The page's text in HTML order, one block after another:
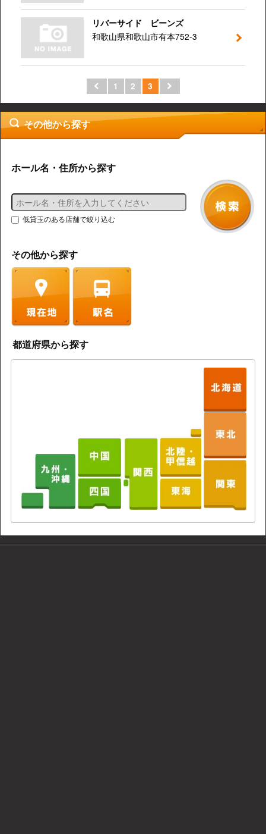
リバーサイド ビーンズ
和歌山県和歌山市有本752-3
1 2 3
その他から探す
ホール名・住所から探す
低貸玉のある店舗で絞り込む
その他から探す
都道府県から探す